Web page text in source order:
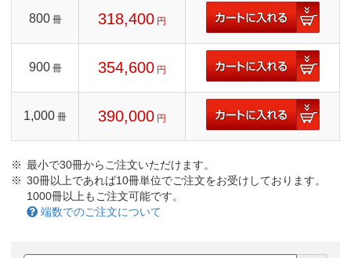
800 冊 318,400 円
900 冊 354,600 円
1,000 冊 390,000 円
最小で30冊からご注文いただけます。
30冊以上であれば10冊単位でご注文をお受けしております。
1000冊以上もご注文可能です。
端数でのご注文について